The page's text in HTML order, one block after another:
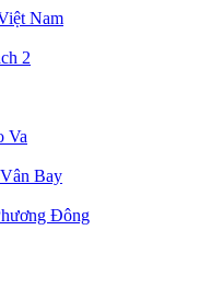
Nam
2
Va
Bay
Đông